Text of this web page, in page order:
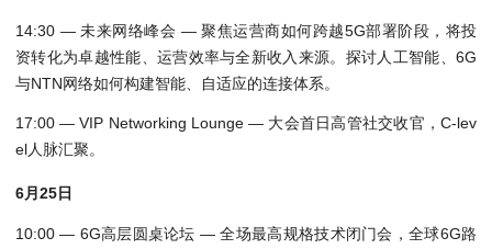
14:30 — 未来网络峰会 — 聚焦运营商如何跨越5G部署阶段，将投
资转化为卓越性能、运营效率与全新收入来源。探讨人工智能、6G
与NTN网络如何构建智能、自适应的连接体系。
17:00 — VIP Networking Lounge — 大会首日高管社交收官，C-lev
el人脉汇聚。
6月25日
10:00 — 6G高层圆桌论坛 — 全场最高规格技术闭门会，全球6G路